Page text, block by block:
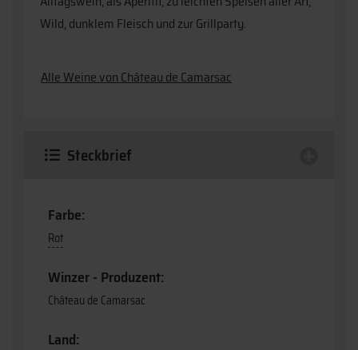
Wild, dunklem Fleisch und zur Grillparty.
Alle Weine von Château de Camarsac
Steckbrief
Farbe:
Rot
Winzer - Produzent:
Château de Camarsac
Land: